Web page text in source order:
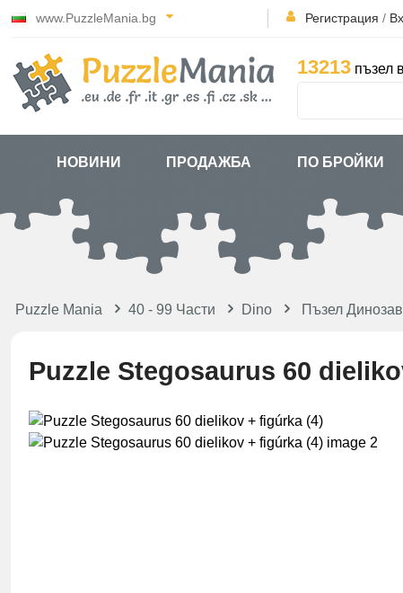
www.PuzzleMania.bg Регистрация /
13213 пъзел
НОВИНИ ПРОДАЖБА ПО БРОЙКИ
Puzzle Mania 40 - 99 Части Dino Пъзел
Puzzle Stegosaurus 60